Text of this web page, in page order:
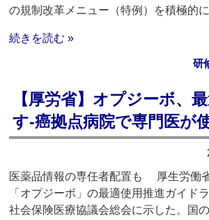
の規制改革メニュー（特例）を積極的
続きを読む »
研
【厚労省】オプジーボ、
す‐癌拠点病院で専門医が
医薬品情報の専任者配置も 厚生労働
「オプジーボ」の最適使用推進ガイド
社会保険医療協議会総会に示した。国